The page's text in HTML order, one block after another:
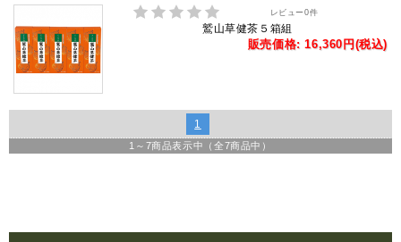
レビュー0件
鷲山草健茶５箱組
販売価格: 16,360円(税込)
1
1 ～ 7商品表示中（全7商品中）